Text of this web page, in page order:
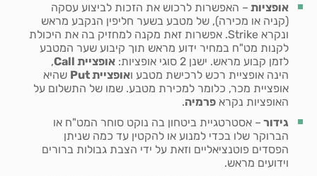
אופציות – האפשרות לרכוש את הזכות לביצוע עסקה
(קניה או מכירה), של מטבע בשער חליפין הנקבע מראש
ונקרא Strike. אפשרות זאת מקנה למחזיק בה את היכולת
לקנות מט"ח במחיר ידוע מראש תוך קיבוע שער המטבע
לזמן קבוע מראש. ישנן 2 סוגי אופציות:
אופציית Call
,
הינה אופציית רכש לרכישת מטבע ואופצייתPut שהיא
אופציית מכר, כלומר למכירת מטבע. שמו של התשלום על
האופציות נקרא פרמיה.
גידור – אסטרטגיית ביטחון בה נוקט סוחר המט"ח או
הברוקר שלו בכדי למנוע או להקטין עד כמה שניתן
הפסדים פוטנציאליים וזאת על ידי הצבת גבולות ברורים
וידועים מראש.